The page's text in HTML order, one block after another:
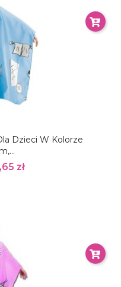
Dzieci W Kolorze
zł